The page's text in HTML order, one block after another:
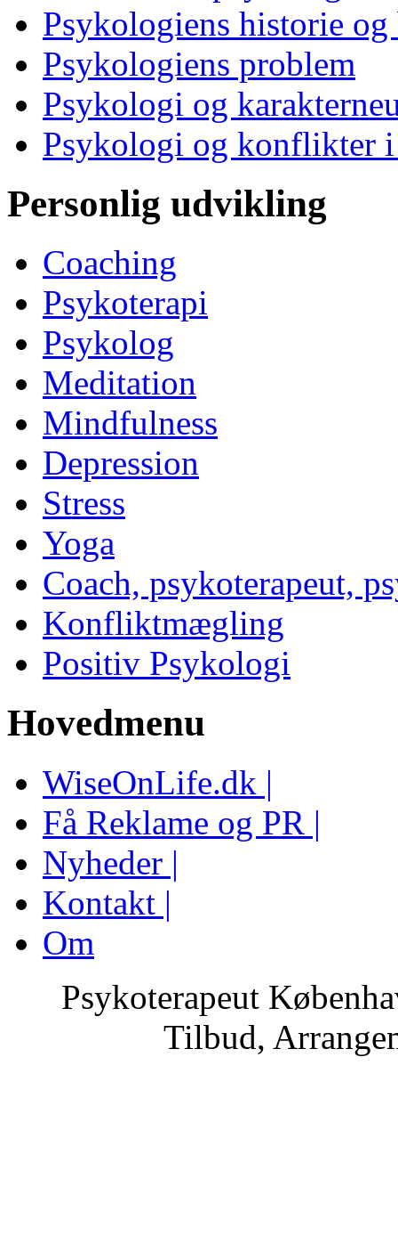
Psykologiens historie og
Psykologiens problem
Psykologi og
Psykologi og konflikter
Personlig udvikling
Coaching
Psykoterapi
Psykolog
Meditation
Mindfulness
Depression
Stress
Yoga
Coach, psykoterapeut,
Konfliktmægling
Positiv Psykologi
Hovedmenu
WiseOnLife.dk |
Få Reklame og PR |
Nyheder |
Kontakt |
Om
Psykoterapeut
Tilbud,